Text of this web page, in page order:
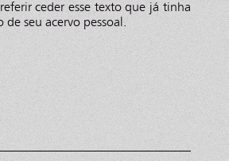
ceder esse texto que já tinha
seu acervo pessoal.